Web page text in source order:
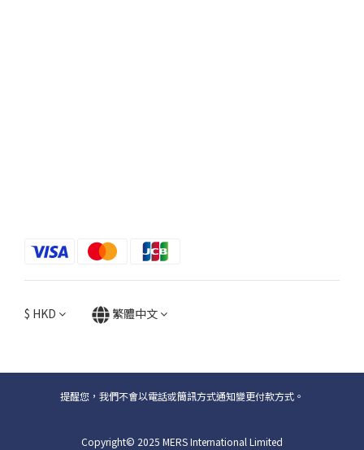
$ HKD 繁體中文
提醒您，我們不會以電話或簡訊方式通知變更付款方式。
Copyright© 2025 MERS International Limited